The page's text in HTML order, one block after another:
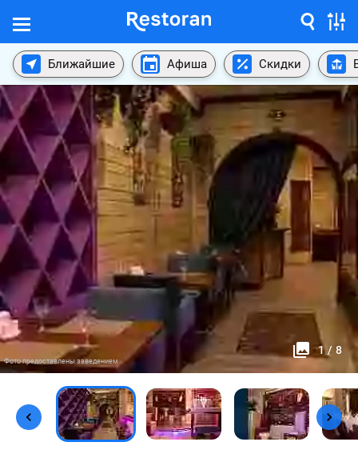
Ближайшие Афиша Скидки
1 / 8
Фото предоставлены заведением